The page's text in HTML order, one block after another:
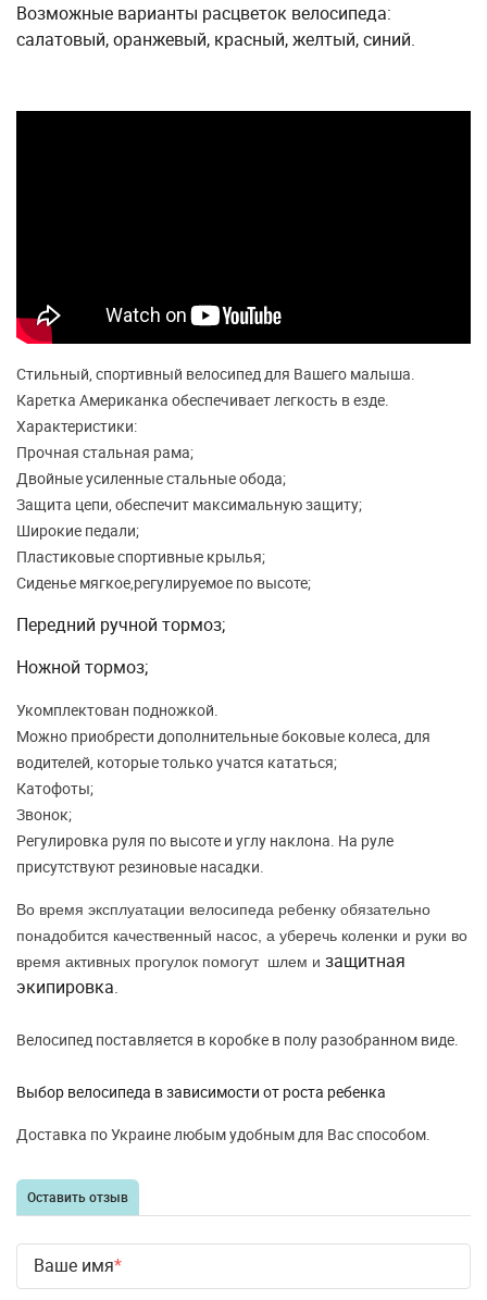
Возможные варианты расцветок велосипеда:
салатовый, оранжевый, красный, желтый, синий.
Стильный, спортивный велосипед для Вашего малыша.
Каретка Американка обеспечивает легкость в езде.
Характеристики:
Прочная стальная рама;
Двойные усиленные стальные обода;
Защита цепи, обеспечит максимальную защиту;
Широкие педали;
Пластиковые спортивные крылья;
Сиденье мягкое,регулируемое по высоте;
Передний ручной тормоз;
Ножной тормоз;
Укомплектован подножкой.
Можно приобрести дополнительные боковые колеса, для
водителей, которые только учатся кататься;
Катофоты;
Звонок;
Регулировка руля по высоте и углу наклона. На руле
присутствуют резиновые насадки.
Во время эксплуатации велосипеда ребенку обязательно
понадобится качественный насос, а уберечь коленки и руки во
время активных прогулок помогут шлем и защитная
экипировка.
Велосипед поставляется в коробке в полу разобранном виде.
Выбор велосипеда в зависимости от роста ребенка
Доставка по Украине любым удобным для Вас способом.
Оставить отзыв
Ваше имя